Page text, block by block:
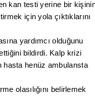
kan testi yerine bir
için yola çıktıklarını
yardımcı olduğunu
bildirdi. Kalp krizi
hasta henüz ambulansta
olasılığını belirlemek